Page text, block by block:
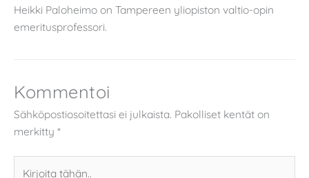
Heikki Paloheimo on Tampereen yliopiston valtio-opin
emeritusprofessori.
Kommentoi
Sähköpostiosoitettasi ei julkaista. Pakolliset kentät on
merkitty *